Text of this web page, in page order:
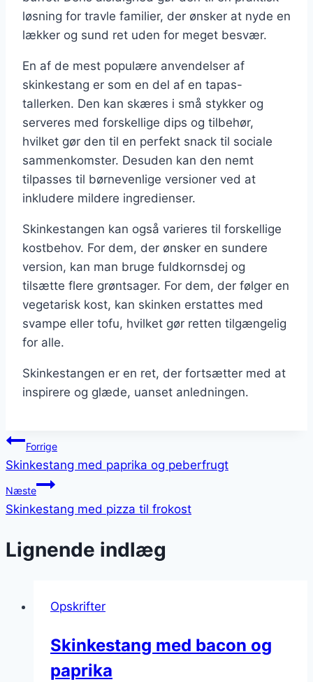
løsning for travle familier, der ønsker at nyde en
lækker og sund ret uden for meget besvær.
En af de mest populære anvendelser af
skinkestang er som en del af en tapas-
tallerken. Den kan skæres i små stykker og
serveres med forskellige dips og tilbehør,
hvilket gør den til en perfekt snack til sociale
sammenkomster. Desuden kan den nemt
tilpasses til børnevenlige versioner ved at
inkludere mildere ingredienser.
Skinkestangen kan også varieres til forskellige
kostbehov. For dem, der ønsker en sundere
version, kan man bruge fuldkornsdej og
tilsætte flere grøntsager. For dem, der følger en
vegetarisk kost, kan skinken erstattes med
svampe eller tofu, hvilket gør retten tilgængelig
for alle.
Skinkestangen er en ret, der fortsætter med at
inspirere og glæde, uanset anledningen.
Indlægsnavigation
Forrige
Skinkestang med paprika og peberfrugt
Næste
Skinkestang med pizza til frokost
Lignende indlæg
Opskrifter
Skinkestang med bacon og
paprika